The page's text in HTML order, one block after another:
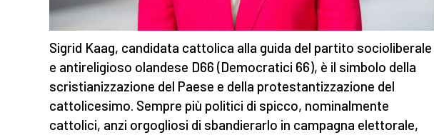
Sigrid Kaag, candidata cattolica alla guida del partito socioliberale
e antireligioso olandese D66 (Democratici 66), è il simbolo della
scristianizzazione del Paese e della protestantizzazione del
cattolicesimo. Sempre più politici di spicco, nominalmente
cattolici, anzi orgogliosi di sbandierarlo in campagna elettorale,